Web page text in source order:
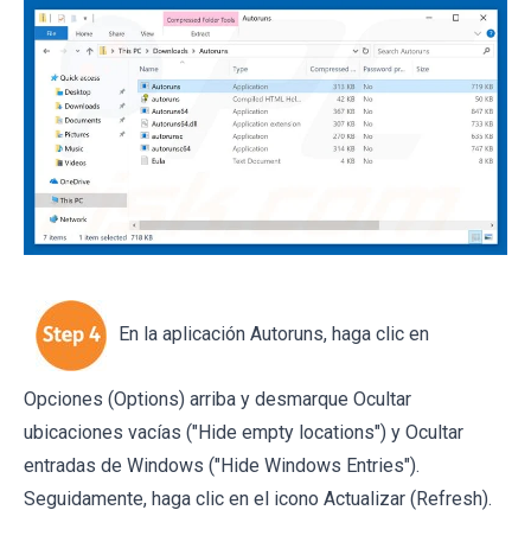
En la aplicación Autoruns, haga clic en
Opciones (Options) arriba y desmarque Ocultar
ubicaciones vacías ("Hide empty locations") y Ocultar
entradas de Windows ("Hide Windows Entries").
Seguidamente, haga clic en el icono Actualizar (Refresh).